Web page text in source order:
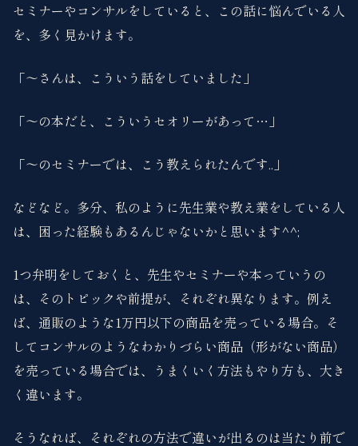
セミナーやコンサルをしていると、この話に悩んでいる人
を、多く見かけます。
「〜さんは、こういう話をしていました」
「〜の本だと、こういうセオリーがあって…」
「〜のセミナーでは、こう教えられたんです..」
などなど。多分、私のように先生業や教え業をしている人
は、困った経験もあるんじゃないかと思います^^;
1つ弁明をしておくと、先生やセミナーや本っていうの
は、そのトピックや前提が、それぞれ異なります。例え
ば、通販のような1万円以下の商品を売っている場合。そ
してコンサルのようなわかりづらい商品（形がない商品）
を売っている場合では、うまくいく方法もやり方も、大き
く違います。
そうなれば、それぞれの方法で違いが出るのは当たり前で